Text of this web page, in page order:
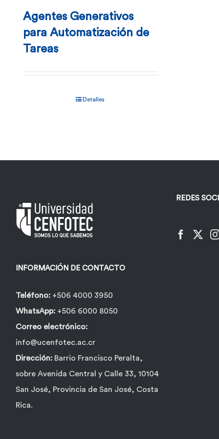
Agentes Generativos
para Automatización de
Tareas
Detalles
INFORMACIÓN DE CONTACTO
Teléfono: +506 4000 3950
WhatsApp: +506 6000 8050
Correo electrónico:
info@ucenfotec.ac.cr
Dirección: Barrio Francisco Peralta,
sobre Avenida Central y Calle 33, 10104
San José, Provincia de San José, Costa
Rica.
REDES